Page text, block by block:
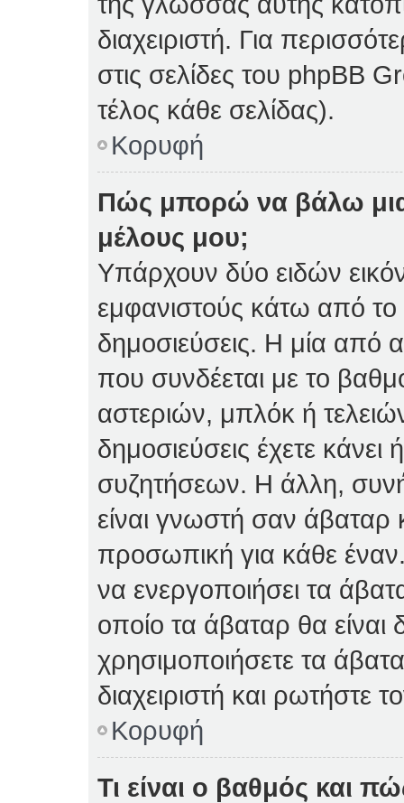
διαχειριστή. Για
στις σελίδες του phpBB
τέλος κάθε σελίδας).
Κορυφή
Πώς μπορώ να βάλω
μέλους μου;
Υπάρχουν δύο ειδών
εμφανιστούς κάτω από
δημοσιεύσεις. Η μία από
που συνδέεται με το
αστεριών, μπλόκ ή
δημοσιεύσεις έχετε
συζητήσεων. Η άλλη,
είναι γνωστή σαν άβαταρ
προσωπική για κάθε έναν.
να ενεργοποιήσει τα
οποίο τα άβαταρ θα είναι
χρησιμοποιήσετε τα
διαχειριστή και ρωτήστε
Κορυφή
Τι είναι ο βαθμός και